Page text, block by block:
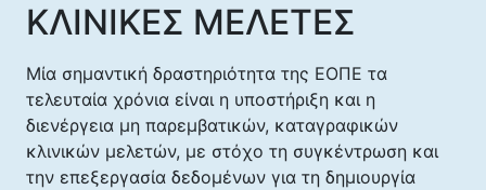
ΚΛΙΝΙΚΕΣ ΜΕΛΕΤΕΣ
Μία σημαντική δραστηριότητα της ΕΟΠΕ τα
τελευταία χρόνια είναι η υποστήριξη και η
διενέργεια μη παρεμβατικών, καταγραφικών
κλινικών μελετών, με στόχο τη συγκέντρωση και
την επεξεργασία δεδομένων για τη δημιουργία